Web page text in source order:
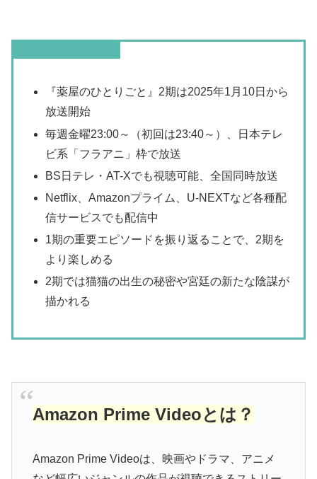
『薬屋のひとりごと』2期は2025年1月10日から
放送開始
毎週金曜23:00～（初回は23:40～）、日本テレ
ビ系「フラアニ」枠で放送
BS日テレ・AT-Xでも視聴可能、全国同時放送
Netflix、Amazonプライム、U-NEXTなど各種配
信サービスでも配信中
1期の重要エピソードを振り返ることで、2期を
より楽しめる
2期では猫猫の出生の秘密や宮廷の新たな陰謀が
描かれる
Amazon Prime Videoとは？
Amazon Prime Videoは、映画やドラマ、アニメ